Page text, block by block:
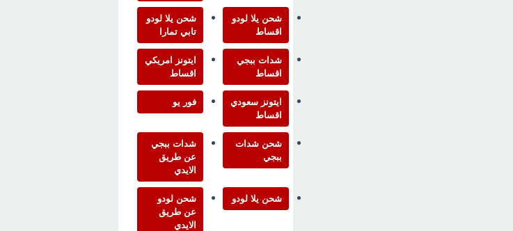
شحن يلا لودو
اقساط
شحن يلا لودو
تابي تمارا
شدات ببجي
اقساط
ايتونز امريكي
اقساط
ايتونز سعودي
اقساط
فور يو
شحن شدات
ببجي
شدات ببجي
عن طريق
الايدي
شحن يلا لودو
شحن لودو
عن طريق
الايدي